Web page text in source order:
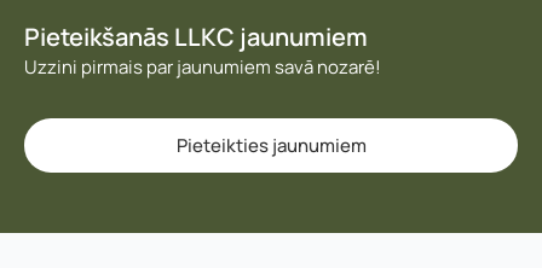
Pieteikšanās LLKC jaunumiem
Uzzini pirmais par jaunumiem savā nozarē!
Pieteikties jaunumiem